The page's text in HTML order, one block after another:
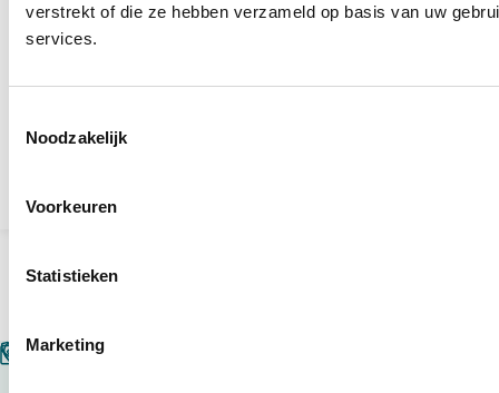
verstrekt of die ze hebben verzameld op basis van uw
services.
Noodzakelijk
Voorkeuren
Statistieken
Marketing
Diploma-uitreiking Naar de Top